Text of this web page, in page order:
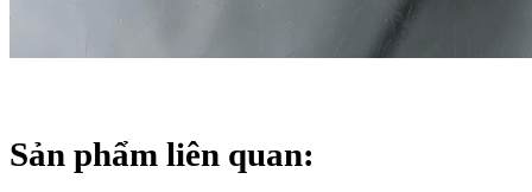
Sản phẩm liên quan: